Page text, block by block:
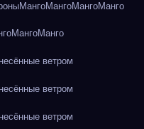
МангоМангоМангоМанго
МангоМанго
ветром
ветром
ветром